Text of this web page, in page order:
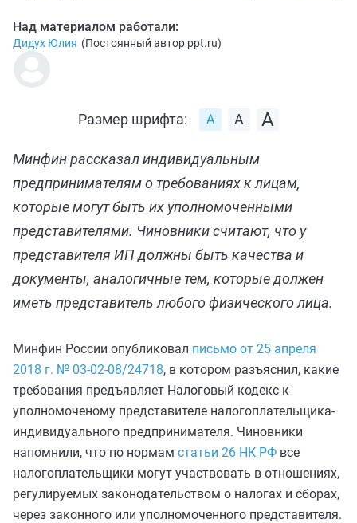
Над материалом работали:
Дидух Юлия (Постоянный автор ppt.ru)
Размер шрифта:
Минфин рассказал индивидуальным
предпринимателям о требованиях к лицам,
которые могут быть их уполномоченными
представителями. Чиновники считают, что у
представителя ИП должны быть качества и
документы, аналогичные тем, которые должен
иметь представитель любого физического лица.
Минфин России опубликовал письмо от 25 апреля
2018 г. № 03-02-08/24718, в котором разъяснил, какие
требования предъявляет Налоговый кодекс к
уполномоченому представителе налогоплательщика-
индивидуального предпринимателя. Чиновники
напомнили, что по нормам статьи 26 НК РФ все
налогоплательщики могут участвовать в отношениях,
регулируемых законодательством о налогах и сборах,
через законного или уполномоченного представителя.